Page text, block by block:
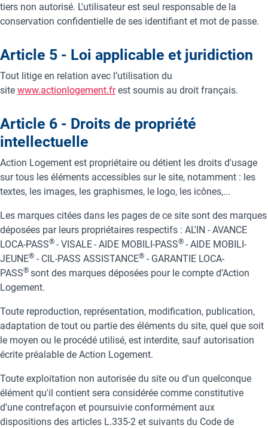
tiers non autorisé. L'utilisateur est seul responsable de la
conservation confidentielle de ses identifiant et mot de passe.
Article 5 - Loi applicable et juridiction
Tout litige en relation avec l’utilisation du
site www.actionlogement.frest soumis au droit français.
Article 6 - Droits de propriété
intellectuelle
Action Logement est propriétaire ou détient les droits d'usage
sur tous les éléments accessibles sur le site, notamment : les
textes, les images, les graphismes, le logo, les icônes,...
Les marques citées dans les pages de ce site sont des marques
déposées par leurs propriétaires respectifs : AL'IN - AVANCE
LOCA-PASS® - VISALE- AIDE MOBILI-PASS® - AIDE MOBILI-
JEUNE® - CIL-PASS ASSISTANCE® - GARANTIE LOCA-
PASS® sont des marques déposées pour le compte d’Action
Logement.
Toute reproduction, représentation, modification, publication,
adaptation de tout ou partie des éléments du site, quel que soit
le moyen ou le procédé utilisé, est interdite, sauf autorisation
écrite préalable de Action Logement.
Toute exploitation non autorisée du site ou d'un quelconque
élément qu'il contient sera considérée comme constitutive
d'une contrefaçon et poursuivie conformément aux
dispositions des articles L.335-2 et suivants du Code de